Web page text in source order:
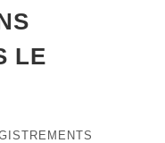
LE